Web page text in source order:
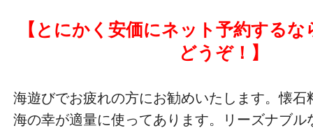
【とにかく安価にネット予約する
どうぞ！】
海遊びでお疲れの方にお勧めいたします。懐石
海の幸が適量に使ってあります。リーズナブル